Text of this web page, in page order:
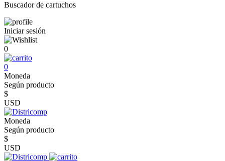
Buscador de cartuchos
Iniciar sesión
0
0
Moneda
Según producto
$
USD
Moneda
Según producto
$
USD